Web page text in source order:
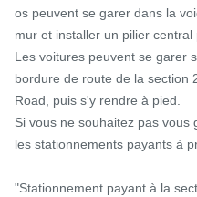
os peuvent se garer dans la
mur et installer un pilier
Les voitures peuvent se garer
bordure de route de la section
Road, puis s'y rendre à pied.
Si vous ne souhaitez pas
les stationnements payants à
"Stationnement payant à la